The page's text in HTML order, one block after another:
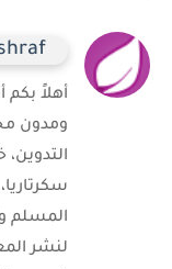
أهلاً بكم
التدوين،
المسلم
لنشر